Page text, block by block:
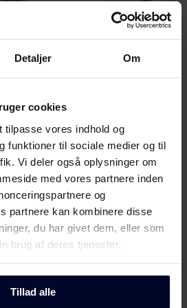
Detaljer Om
cookies
tilpasse vores indhold og
funktioner til sociale medier og til
Vi deler også oplysninger om
med vores partnere inden
og
partnere kan kombinere disse
du har givet dem, eller som
brug af deres tjenester.
Tillad alle
Download
IN 6044
Download
Hent udvalgt
kvalitet og holdbarhed ved at